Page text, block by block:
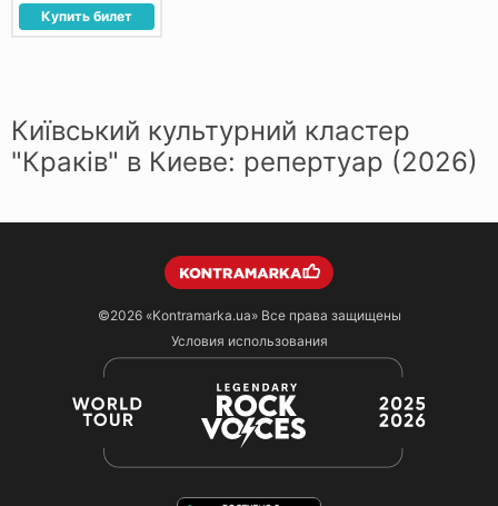
Купить билет
Київський культурний кластер
"Краків" в Киеве: репертуар (2026)
©2026 «Kontramarka.ua»Все права защищены
Условия использования